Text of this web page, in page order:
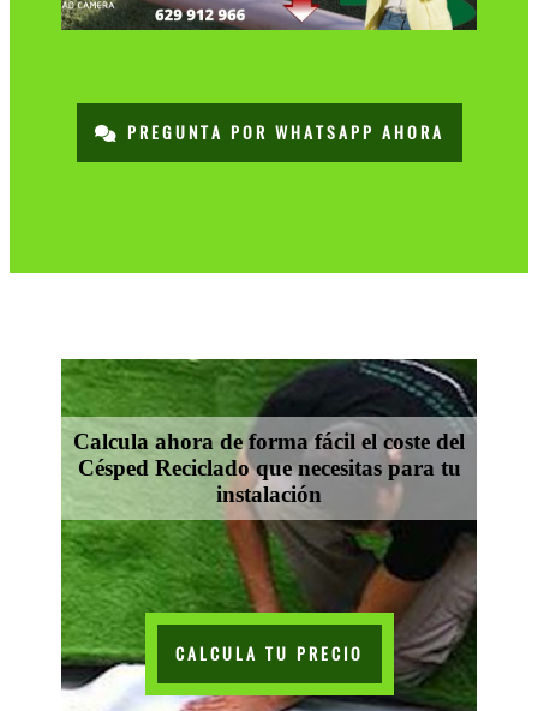
PREGUNTA POR WHATSAPP AHORA
Calcula ahora de forma fácil el coste del
Césped Reciclado que necesitas para tu
instalación
CALCULA TU PRECIO